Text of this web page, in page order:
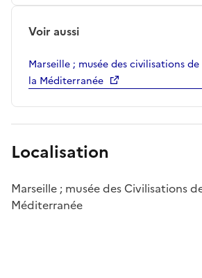
Voir aussi
Marseille ; musée des civilisations
la Méditerranée
Localisation
Marseille ; musée des Civilisations
Méditerranée